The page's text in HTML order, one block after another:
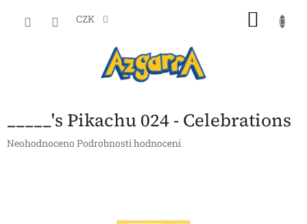
CZK
_____'s Pikachu 024 - Celebrations
Průměrné
Neohodnoceno Podrobnosti hodnocení